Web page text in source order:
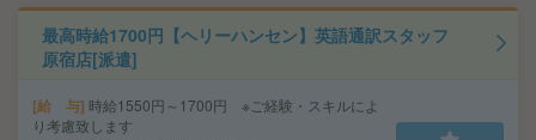
最高時給1700円【ヘリーハンセン】英語通訳スタッフ
原宿店[派遣]
給 与 時給1550円～1700円 ※ご経験・スキルによ
り考慮致します